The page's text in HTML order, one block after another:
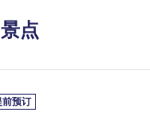
点
前预订